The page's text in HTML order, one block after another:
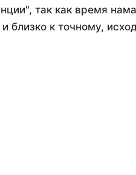
так как время
близко к точному,